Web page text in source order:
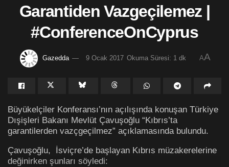
Garantiden Vazgeçilemez |
#ConferenceOnCyprus
Gazedda 9 Ocak 2017 Okuma Süresi: 1 dk AA
Büyükelçiler Konferansı’nın açılışında konuşan Türkiye
Dışişleri Bakanı Mevlüt Çavuşoğlu “Kıbrıs’ta
garantilerden vazçgeçilmez” açıklamasında bulundu.
Çavuşoğlu, İsviçre’de başlayan Kıbrıs müzakerelerine
değinirken şunları söyledi: